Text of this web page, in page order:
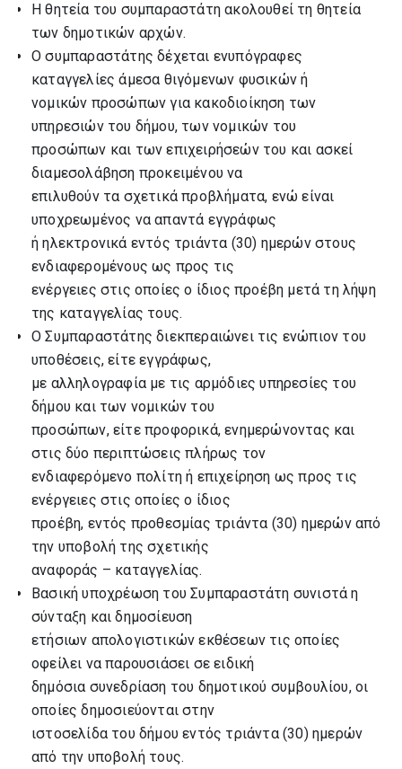
Η θητεία του συμπαραστάτη ακολουθεί τη θητεία
των δημοτικών αρχών.
Ο συμπαραστάτης δέχεται ενυπόγραφες
καταγγελίες άμεσα θιγόμενων φυσικών ή
νομικών προσώπων για κακοδιοίκηση των
υπηρεσιών του δήμου, των νομικών του
προσώπων και των επιχειρήσεών του και ασκεί
διαμεσολάβηση προκειμένου να
επιλυθούν τα σχετικά προβλήματα, ενώ είναι
υποχρεωμένος να απαντά εγγράφως
ή ηλεκτρονικά εντός τριάντα (30) ημερών στους
ενδιαφερομένους ως προς τις
ενέργειες στις οποίες ο ίδιος προέβη μετά τη λήψη
της καταγγελίας τους.
Ο Συμπαραστάτης διεκπεραιώνει τις ενώπιον του
υποθέσεις, είτε εγγράφως,
με αλληλογραφία με τις αρμόδιες υπηρεσίες του
δήμου και των νομικών του
προσώπων, είτε προφορικά, ενημερώνοντας και
στις δύο περιπτώσεις πλήρως τον
ενδιαφερόμενο πολίτη ή επιχείρηση ως προς τις
ενέργειες στις οποίες ο ίδιος
προέβη, εντός προθεσμίας τριάντα (30) ημερών από
την υποβολή της σχετικής
αναφοράς – καταγγελίας.
Βασική υποχρέωση του Συμπαραστάτη συνιστά η
σύνταξη και δημοσίευση
ετήσιων απολογιστικών εκθέσεων τις οποίες
οφείλει να παρουσιάσει σε ειδική
δημόσια συνεδρίαση του δημοτικού συμβουλίου, οι
οποίες δημοσιεύονται στην
ιστοσελίδα του δήμου εντός τριάντα (30) ημερών
από την υποβολή τους.